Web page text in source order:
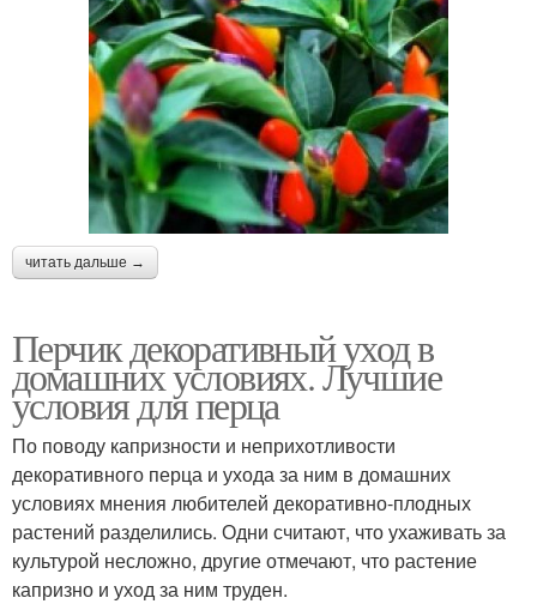
читать дальше →
Перчик декоративный уход в
домашних условиях. Лучшие
условия для перца
По поводу капризности и неприхотливости
декоративного перца и ухода за ним в домашних
условиях мнения любителей декоративно-плодных
растений разделились. Одни считают, что ухаживать за
культурой несложно, другие отмечают, что растение
капризно и уход за ним труден.